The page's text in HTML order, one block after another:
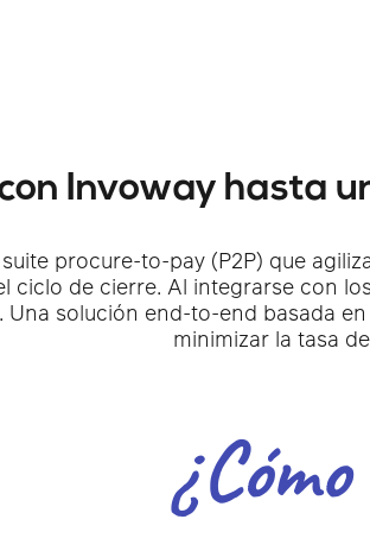
Invoway hasta
procure-to-pay (P2P) que
ciclo de cierre. Al integrarse con
Una solución end-to-end basada
minimizar la tasa